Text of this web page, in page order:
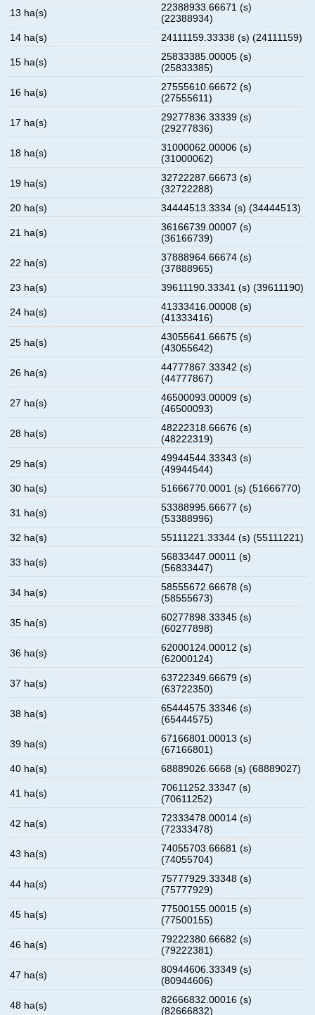
13 ha(s)
22388933.66671 (s)
(22388934)
14 ha(s)
24111159.33338 (s) (24111159)
15 ha(s)
25833385.00005 (s)
(25833385)
16 ha(s)
27555610.66672 (s)
(27555611)
17 ha(s)
29277836.33339 (s)
(29277836)
18 ha(s)
31000062.00006 (s)
(31000062)
19 ha(s)
32722287.66673 (s)
(32722288)
20 ha(s)
34444513.3334 (s) (34444513)
21 ha(s)
36166739.00007 (s)
(36166739)
22 ha(s)
37888964.66674 (s)
(37888965)
23 ha(s)
39611190.33341 (s) (39611190)
24 ha(s)
41333416.00008 (s)
(41333416)
25 ha(s)
43055641.66675 (s)
(43055642)
26 ha(s)
44777867.33342 (s)
(44777867)
27 ha(s)
46500093.00009 (s)
(46500093)
28 ha(s)
48222318.66676 (s)
(48222319)
29 ha(s)
49944544.33343 (s)
(49944544)
30 ha(s)
51666770.0001 (s) (51666770)
31 ha(s)
53388995.66677 (s)
(53388996)
32 ha(s)
55111221.33344 (s) (55111221)
33 ha(s)
56833447.00011 (s)
(56833447)
34 ha(s)
58555672.66678 (s)
(58555673)
35 ha(s)
60277898.33345 (s)
(60277898)
36 ha(s)
62000124.00012 (s)
(62000124)
37 ha(s)
63722349.66679 (s)
(63722350)
38 ha(s)
65444575.33346 (s)
(65444575)
39 ha(s)
67166801.00013 (s)
(67166801)
40 ha(s)
68889026.6668 (s) (68889027)
41 ha(s)
70611252.33347 (s)
(70611252)
42 ha(s)
72333478.00014 (s)
(72333478)
43 ha(s)
74055703.66681 (s)
(74055704)
44 ha(s)
75777929.33348 (s)
(75777929)
45 ha(s)
77500155.00015 (s)
(77500155)
46 ha(s)
79222380.66682 (s)
(79222381)
47 ha(s)
80944606.33349 (s)
(80944606)
48 ha(s)
82666832.00016 (s)
(82666832)